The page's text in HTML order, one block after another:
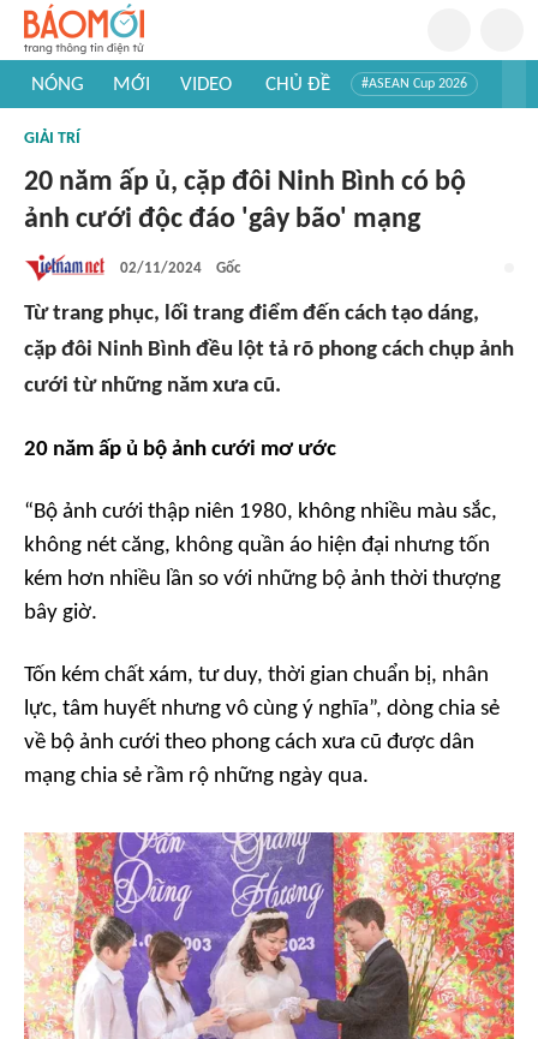
NÓNG MỚI VIDEO CHỦ ĐỀ #ASEAN Cup 2026
#Khám phá thế giới
GIẢI TRÍ
20 năm ấp ủ, cặp đôi Ninh Bình có bộ
ảnh cưới độc đáo 'gây bão' mạng
02/11/2024 Gốc
Từ trang phục, lối trang điểm đến cách tạo dáng,
cặp đôi Ninh Bình đều lột tả rõ phong cách chụp ảnh
cưới từ những năm xưa cũ.
20 năm ấp ủ bộ ảnh cưới mơ ước
“Bộ ảnh cưới thập niên 1980, không nhiều màu sắc,
không nét căng, không quần áo hiện đại nhưng tốn
kém hơn nhiều lần so với những bộ ảnh thời thượng
bây giờ.
Tốn kém chất xám, tư duy, thời gian chuẩn bị, nhân
lực, tâm huyết nhưng vô cùng ý nghĩa”, dòng chia sẻ
về bộ ảnh cưới theo phong cách xưa cũ được dân
mạng chia sẻ rầm rộ những ngày qua.